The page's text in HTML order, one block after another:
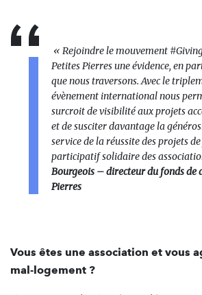
« Rejoindre le mouvement
Petites Pierres une évidence, en
que nous traversons. Avec le
évènement international nous
surcroit de visibilité aux projets
et de susciter davantage la
service de la réussite des projets
participatif solidaire des
Bourgeois – directeur du fonds de
Pierres
Vous êtes une association et vous
mal-logement ?